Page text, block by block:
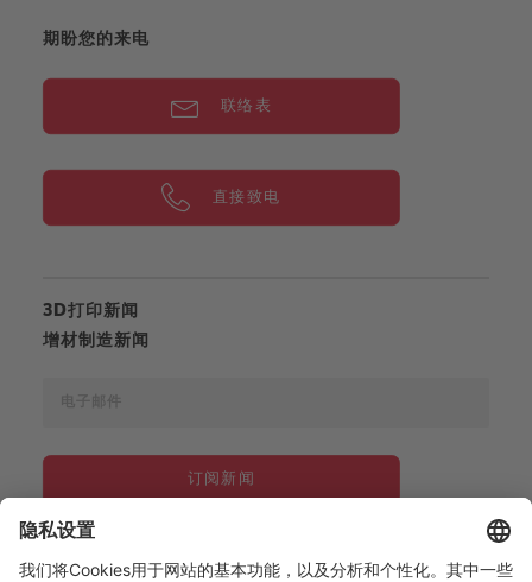
期盼您的来电
联络表
直接致电
3D打印新闻
增材制造新闻
订阅新闻